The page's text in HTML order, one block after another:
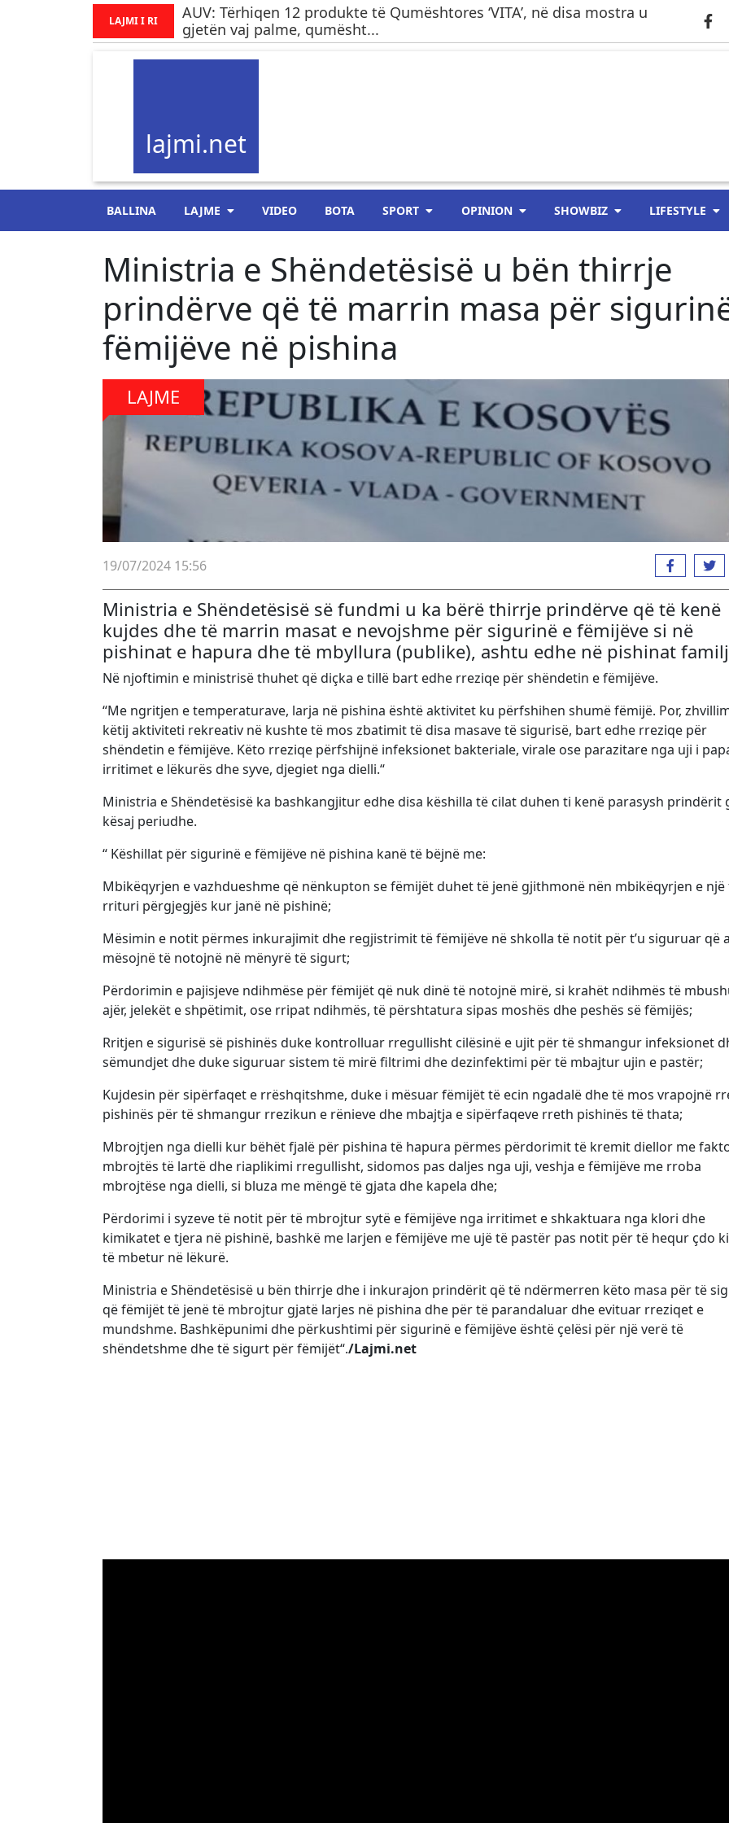
LAJMI I RI
AUV: Tërhiqen 12 produkte të Qumështores ‘VITA’, në disa mostra u
gjetën vaj palme, qumësht...
lajmi.net
BALLINA LAJME VIDEO BOTA SPORT OPINION SHOWBIZ LIFESTYLE
Ministria e Shëndetësisë u bën thirrje
prindërve që të marrin masa për
fëmijëve në pishina
LAJME
19/07/2024 15:56
Ministria e Shëndetësisë së fundmi u ka bërë thirrje prindërve që të kenë
kujdes dhe të marrin masat e nevojshme për sigurinë e fëmijëve si në
pishinat e hapura dhe të mbyllura (publike), ashtu edhe në pishinat
Në njoftimin e ministrisë thuhet që diçka e tillë bart edhe rreziqe për shëndetin e fëmijëve.
“Me ngritjen e temperaturave, larja në pishina është aktivitet ku përfshihen shumë fëmijë. Por,
këtij aktiviteti rekreativ në kushte të mos zbatimit të disa masave të sigurisë, bart edhe rreziqe për
shëndetin e fëmijëve. Këto rreziqe përfshijnë infeksionet bakteriale, virale ose parazitare nga uji i
irritimet e lëkurës dhe syve, djegiet nga dielli.“
Ministria e Shëndetësisë ka bashkangjitur edhe disa këshilla të cilat duhen ti kenë parasysh prindërit
kësaj periudhe.
“ Këshillat për sigurinë e fëmijëve në pishina kanë të bëjnë me:
Mbikëqyrjen e vazhdueshme që nënkupton se fëmijët duhet të jenë gjithmonë nën mbikëqyrjen e një
rrituri përgjegjës kur janë në pishinë;
Mësimin e notit përmes inkurajimit dhe regjistrimit të fëmijëve në shkolla të notit për t’u siguruar që
mësojnë të notojnë në mënyrë të sigurt;
Përdorimin e pajisjeve ndihmëse për fëmijët që nuk dinë të notojnë mirë, si krahët ndihmës të
ajër, jelekët e shpëtimit, ose rripat ndihmës, të përshtatura sipas moshës dhe peshës së fëmijës;
Rritjen e sigurisë së pishinës duke kontrolluar rregullisht cilësinë e ujit për të shmangur infeksionet
sëmundjet dhe duke siguruar sistem të mirë filtrimi dhe dezinfektimi për të mbajtur ujin e pastër;
Kujdesin për sipërfaqet e rrëshqitshme, duke i mësuar fëmijët të ecin ngadalë dhe të mos vrapojnë
pishinës për të shmangur rrezikun e rënieve dhe mbajtja e sipërfaqeve rreth pishinës të thata;
Mbrojtjen nga dielli kur bëhët fjalë për pishina të hapura përmes përdorimit të kremit diellor me
mbrojtës të lartë dhe riaplikimi rregullisht, sidomos pas daljes nga uji, veshja e fëmijëve me rroba
mbrojtëse nga dielli, si bluza me mëngë të gjata dhe kapela dhe;
Përdorimi i syzeve të notit për të mbrojtur sytë e fëmijëve nga irritimet e shkaktuara nga klori dhe
kimikatet e tjera në pishinë, bashkë me larjen e fëmijëve me ujë të pastër pas notit për të hequr çdo
të mbetur në lëkurë.
Ministria e Shëndetësisë u bën thirrje dhe i inkurajon prindërit që të ndërmerren këto masa për të
që fëmijët të jenë të mbrojtur gjatë larjes në pishina dhe për të parandaluar dhe evituar rreziqet e
mundshme. Bashkëpunimi dhe përkushtimi për sigurinë e fëmijëve është çelësi për një verë të
shëndetshme dhe të sigurt për fëmijët“./Lajmi.net